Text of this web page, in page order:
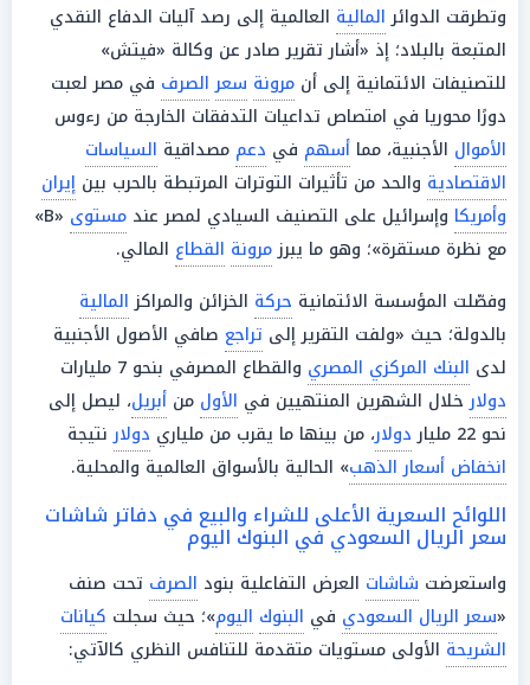
وتطرقت الدوائرالمالية العالمية إلى رصد آليات الدفاع النقدي
المتبعة بالبلاد؛ إذ «أشار تقرير صادر عن وكالة «فيتش»
للتصنيفات الائتمانية إلى أن مرونة سعر الصرف في مصر لعبت
دورًا محوريا في امتصاص تداعيات التدفقات الخارجة من رءوس
الأموال الأجنبية، مما أسهم في دعم مصداقية السياسات
الاقتصادية والحد من تأثيرات التوترات المرتبطة بالحرب بين إيران
وأمريكا وإسرائيل على التصنيف السيادي لمصر عند مستوى
«B»
مع نظرة مستقرة»؛ وهو ما يبرزمرونة القطاع المالي.
وفصّلت المؤسسة الائتمانية حركة الخزائن والمراكزالمالية
بالدولة؛ حيث «ولفت التقرير إلى تراجع صافي الأصول الأجنبية
لدى البنك المركزي المصري والقطاع المصرفي بنحو 7 مليارات
دولارخلال الشهرين المنتهيين في الأول من أبريل، ليصل إلى
نحو 22 مليار
دولار، من بينها ما يقرب من ملياري دولارنتيجة
انخفاض أسعار الذهب» الحالية بالأسواق العالمية والمحلية.
اللوائح السعرية الأعلى للشراء والبيع في دفاتر شاشات
سعر الريال السعودي في البنوك اليوم
واستعرضت شاشات العرض التفاعلية بنود الصرف تحت صنف
«سعر الريال السعودي في البنوك اليوم»؛ حيث سجلت كيانات
الشريحة الأولى مستويات متقدمة للتنافس النظري كالآتي: